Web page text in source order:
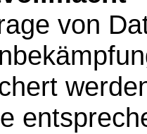
von